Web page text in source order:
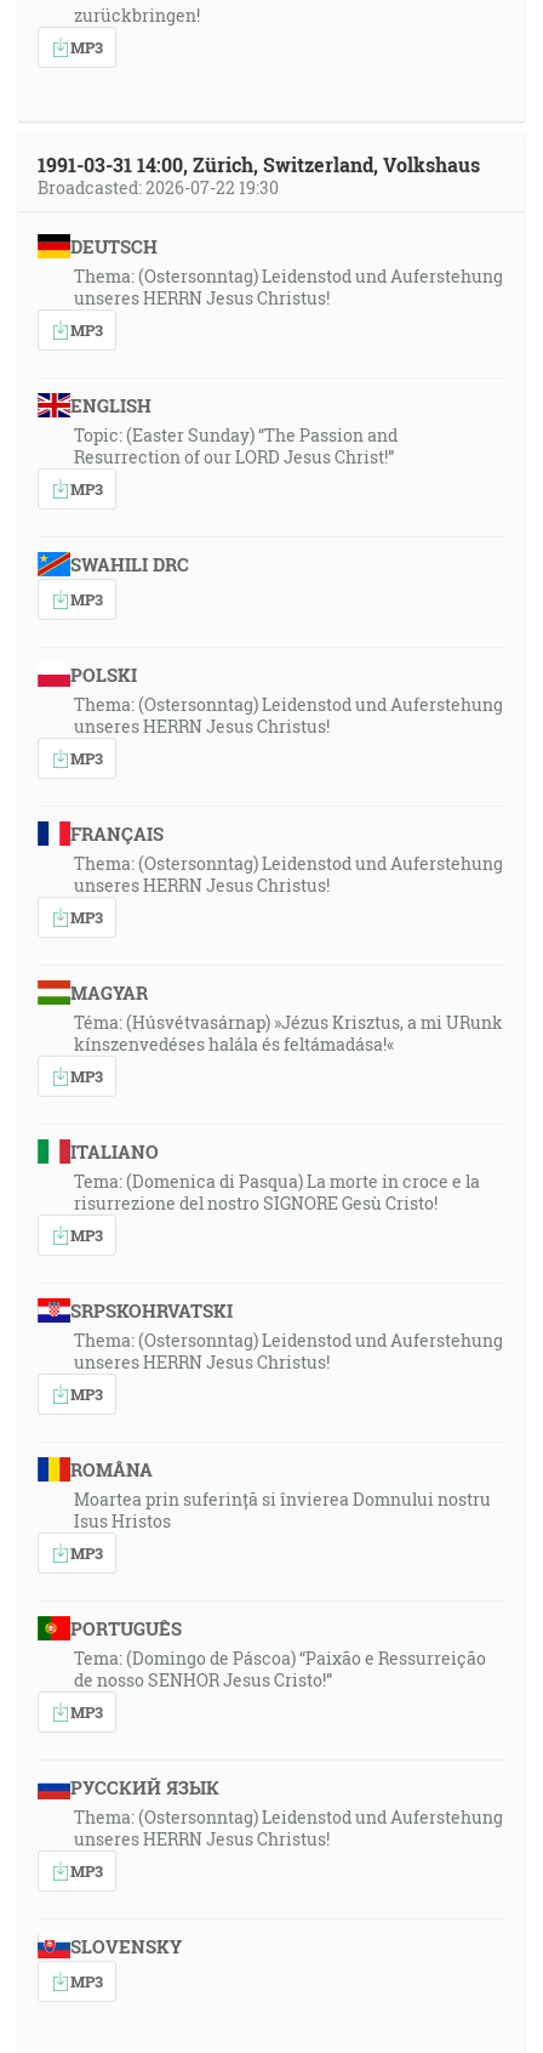
zurückbringen!
MP3
1991-03-31 14:00, Zürich, Switzerland, Volkshaus
Broadcasted: 2026-07-22 19:30
DEUTSCH
Thema: (Ostersonntag) Leidenstod und Auferstehung
unseres HERRN Jesus Christus!
MP3
ENGLISH
Topic: (Easter Sunday) “The Passion and
Resurrection of our LORD Jesus Christ!”
MP3
SWAHILI DRC
MP3
POLSKI
Thema: (Ostersonntag) Leidenstod und Auferstehung
unseres HERRN Jesus Christus!
MP3
FRANÇAIS
Thema: (Ostersonntag) Leidenstod und Auferstehung
unseres HERRN Jesus Christus!
MP3
MAGYAR
Téma: (Húsvétvasárnap) »Jézus Krisztus, a mi URunk
kínszenvedéses halála és feltámadása!«
MP3
ITALIANO
Tema: (Domenica di Pasqua) La morte in croce e la
risurrezione del nostro SIGNORE Gesù Cristo!
MP3
SRPSKOHRVATSKI
Thema: (Ostersonntag) Leidenstod und Auferstehung
unseres HERRN Jesus Christus!
MP3
ROMÂNA
Moartea prin suferință si învierea Domnului nostru
Isus Hristos
MP3
PORTUGUÊS
Tema: (Domingo de Páscoa) “Paixão e Ressurreição
de nosso SENHOR Jesus Cristo!”
MP3
РУССКИЙ ЯЗЫК
Thema: (Ostersonntag) Leidenstod und Auferstehung
unseres HERRN Jesus Christus!
MP3
SLOVENSKY
MP3